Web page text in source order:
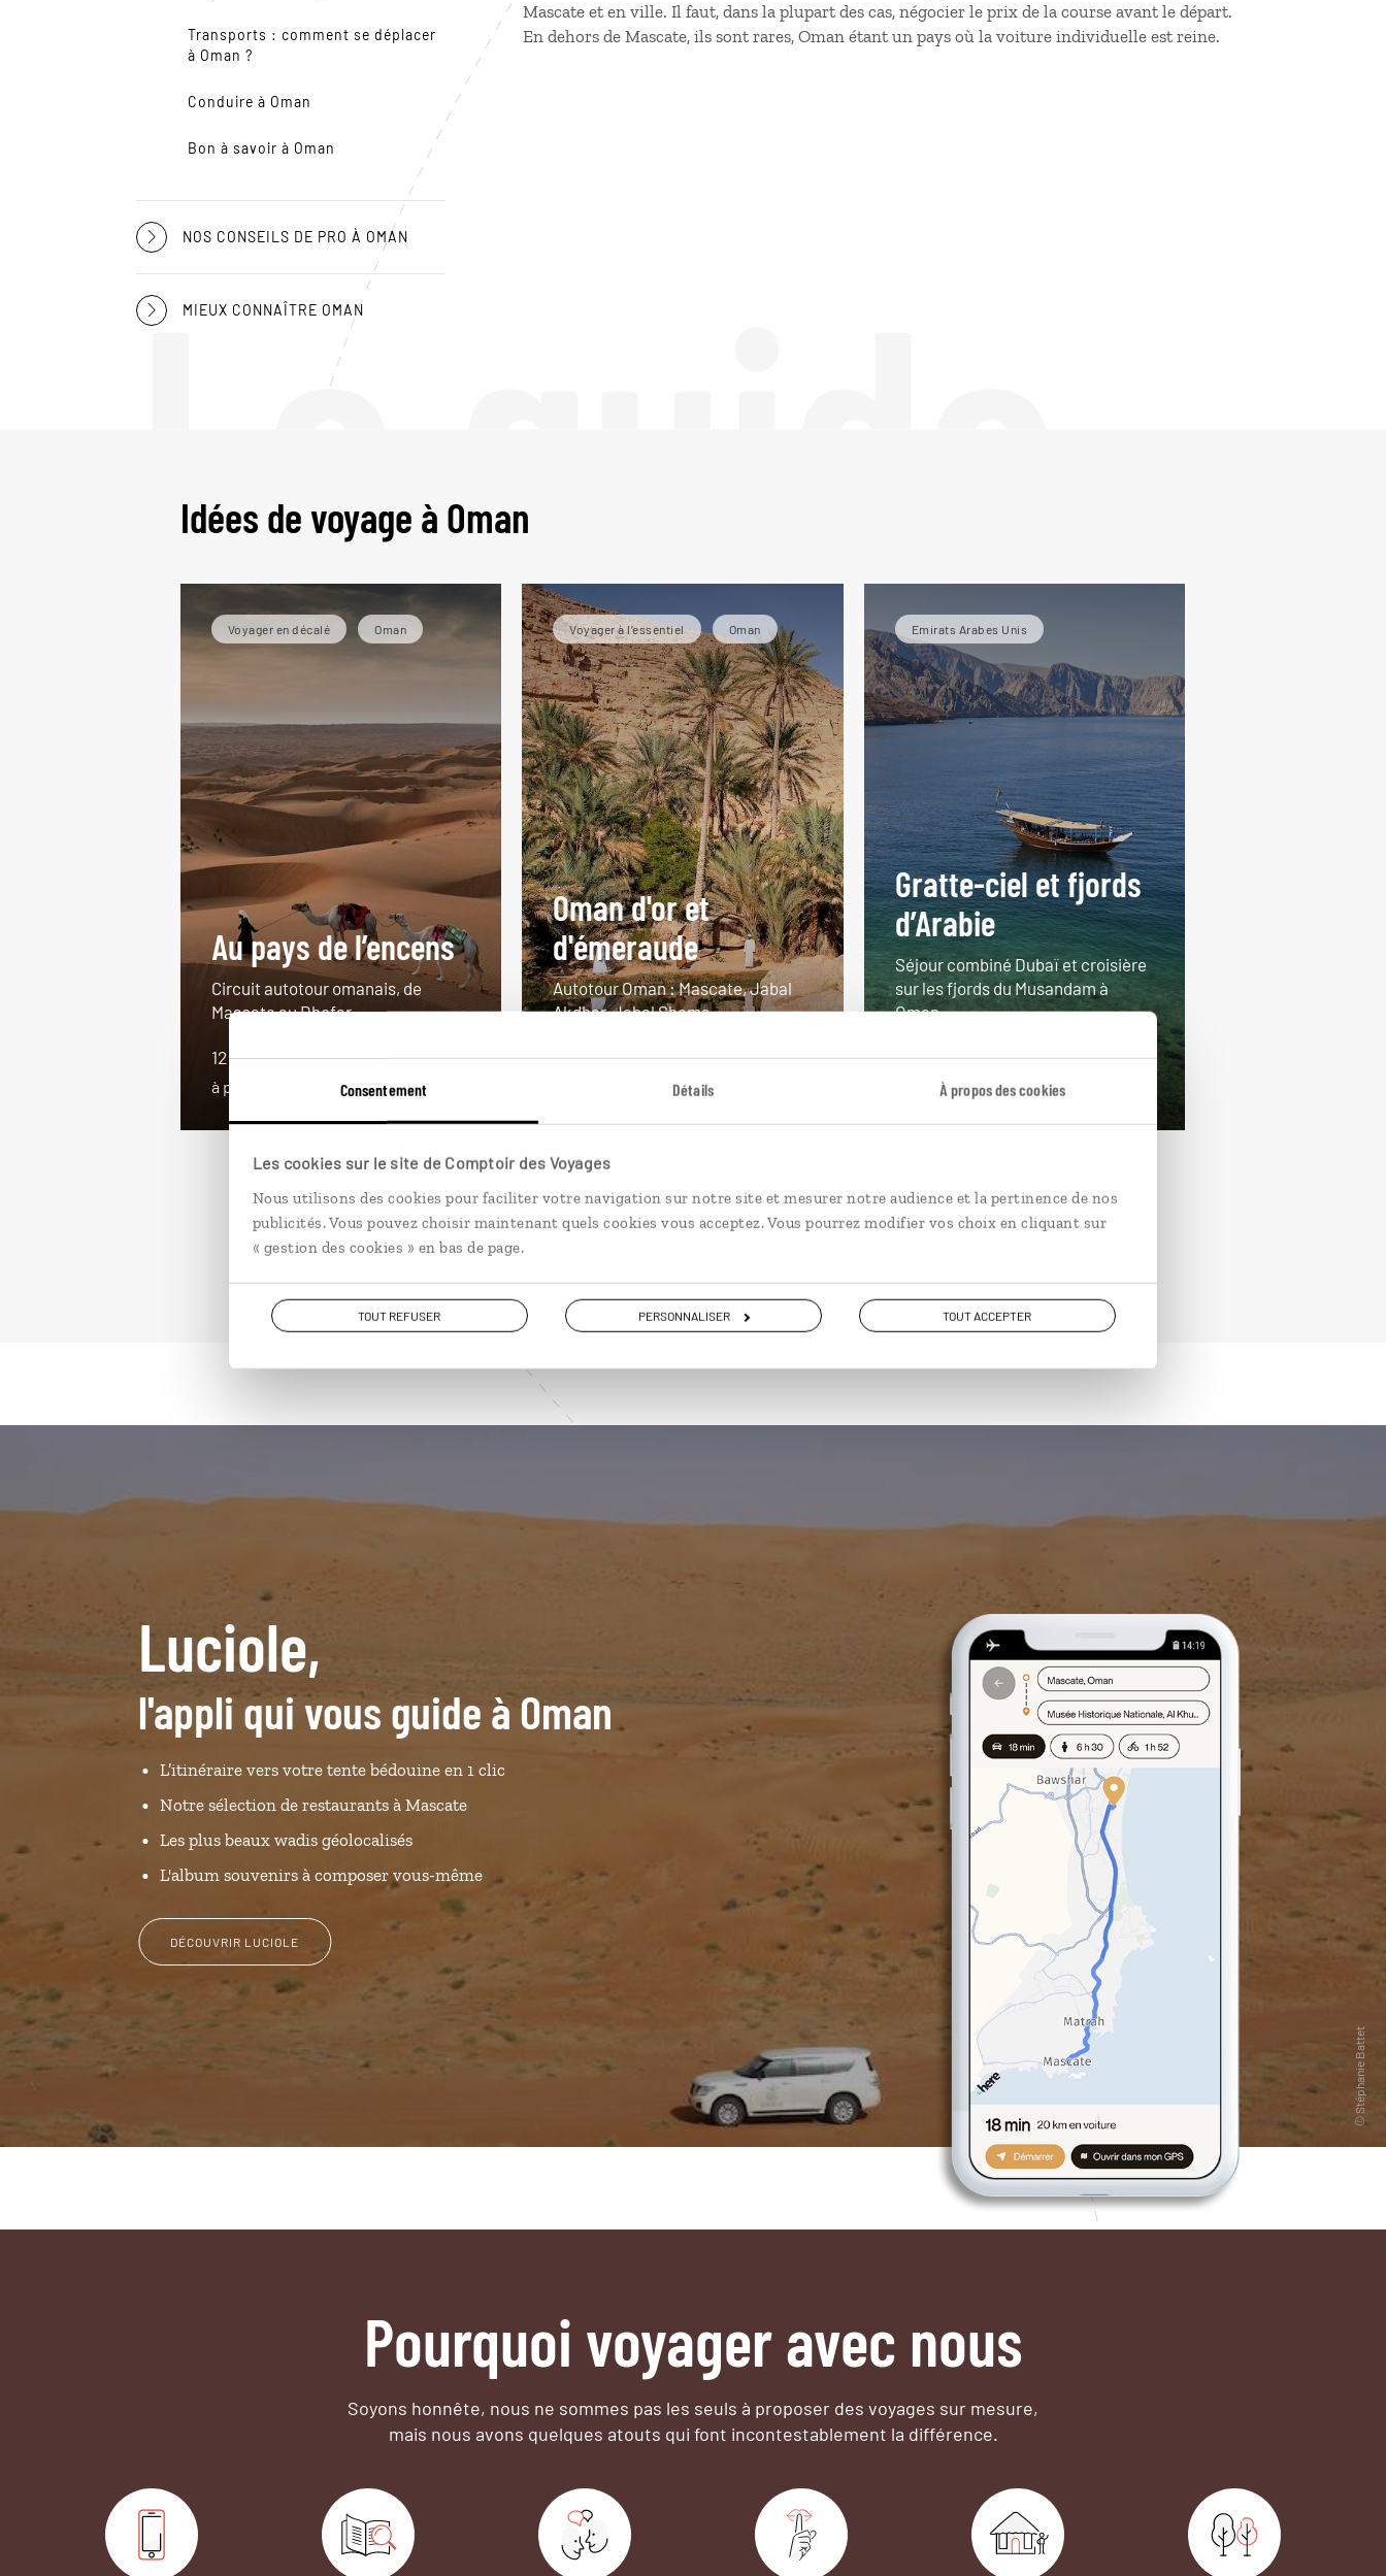
Consentement Détails À propos des cookies
Les cookies sur le site de Comptoir des Voyages
Nous utilisons des cookies pour faciliter votre navigation sur notre site et mesurer notre audience et la pertinence de nos
publicités. Vous pouvez choisir maintenant quels cookies vous acceptez. Vous pourrez modifier vos choix en cliquant sur
« gestion des cookies » en bas de page.
TOUT REFUSER PERSONNALISER TOUT ACCEPTER
Le guide
Transports : comment se déplacer
à Oman ?
Conduire à Oman
Bon à savoir à Oman
NOS CONSEILS DE PRO À OMAN
MIEUX CONNAÎTRE OMAN
Mascate et en ville. Il faut, dans la plupart des cas, négocier le prix de la course avant le départ.
En dehors de Mascate, ils sont rares, Oman étant un pays où la voiture individuelle est reine.
Idées de voyage à Oman
Voyager en décalé Oman
Au pays de l’encens
Circuit autotour omanais, de
Mascate au Dhofar.
12 jours / 10 nuits
à partir de 4200€
Voyager à l’essentiel Oman
Oman d'or et
d'émeraude
Autotour Oman : Mascate, Jabal
Akdhar, Jabal Shams...
11 jours / 9 nuits
à partir de 3250€
Emirats Arabes Unis
Gratte-ciel et fjords
d’Arabie
Séjour combiné Dubaï et croisière
sur les fjords du Musandam à
Oman.
8 jours / 6 nuits
à partir de 2840€
VOIR NOS 5 IDÉES DE VOYAGE À OMAN
Luciole,
l'appli qui vous guide à Oman
L’itinéraire vers votre tente bédouine en 1 clic
Notre sélection de restaurants à Mascate
Les plus beaux wadis géolocalisés
L'album souvenirs à composer vous-même
DÉCOUVRIR LUCIOLE
Pourquoi voyager avec nous
Soyons honnête, nous ne sommes pas les seuls à proposer des voyages sur mesure,
mais nous avons quelques atouts qui font incontestablement la différence.